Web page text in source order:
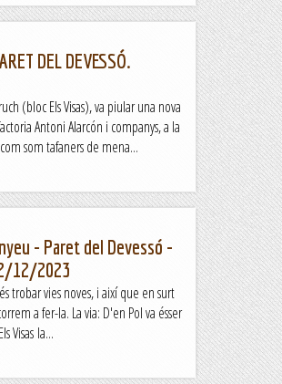
DEL DEVESSÓ.
(bloc Els Visas), va piular una nova
Antoni Alarcón i companys, a la
som tafaners de mena...
- Paret del Devessó -
12/2023
trobar vies noves, i així que en surt
a fer-la. La via: D'en Pol va ésser
Visas la...